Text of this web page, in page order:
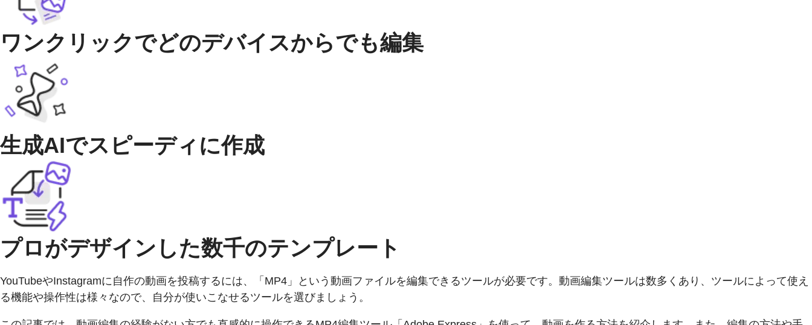
ワンクリックでどのデバイスからでも編集
生成AIでスピーディに作成
プロがデザインした数千のテンプレート
YouTubeやInstagramに自作の動画を投稿するには、「MP4」という動画ファイルを編集できるツールが必要です。動画編集ツールは数多くあり、ツールによって使え
る機能や操作性は様々なので、自分が使いこなせるツールを選びましょう。